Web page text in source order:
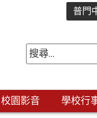
普門
校園影音 學校行